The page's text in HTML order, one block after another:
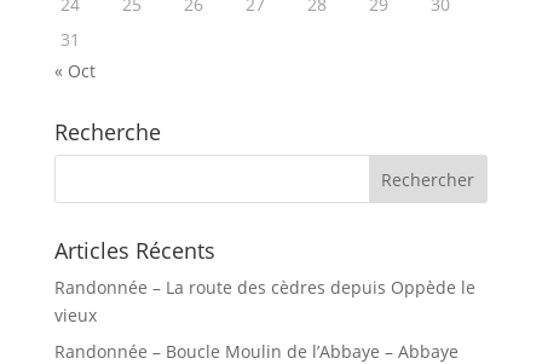
31
« Oct
Recherche
Articles Récents
Randonnée – La route des cèdres depuis Oppède le
vieux
Randonnée – Boucle Moulin de l’Abbaye – Abbaye